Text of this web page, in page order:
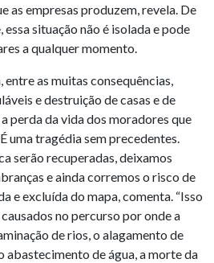
as empresas produzem, revela. De
situação não é isolada e pode
a qualquer momento.
as muitas consequências,
e destruição de casas e de
perda da vida dos moradores que
uma tragédia sem precedentes.
serão recuperadas, deixamos
e ainda corremos o risco de
e excluída do mapa, comenta. “Isso
no percurso por onde a
de rios, o alagamento de
abastecimento de água, a morte da